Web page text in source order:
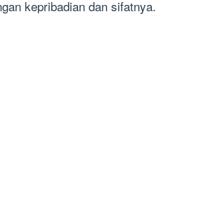
kepribadian dan sifatnya.